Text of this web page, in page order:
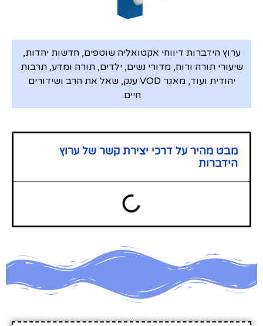
ערוץ הידברות דיווחי אקטואליה שוטפים, חדשות יהדות,
שיעורי תורה ורוח, מדורי נשים, ילדים, תורה ומדע, תרבות
יהודית ועוד, מאגר VOD ענק, שאל את הרב ושידורים
חיים.
מבט מהיר על דרכי יצירת קשר של ערוץ
הידברות